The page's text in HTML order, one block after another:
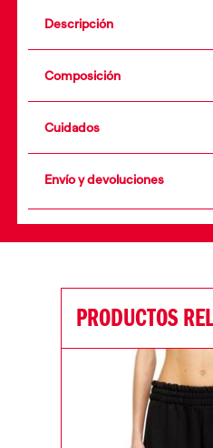
Descripción
Composición
Cuidados
•
Envío y devoluciones
+info
PRODUCTOS